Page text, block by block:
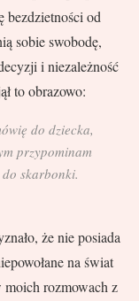
bezdzietności od
sobie swobodę,
i niezależność
to obrazowo:
do dziecka,
przypominam
skarbonki.
że nie posiada
na świat
rozmowach z